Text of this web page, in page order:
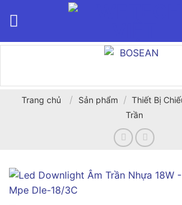
Trang chủ / Sản phẩm / Thiết Bị
Trần